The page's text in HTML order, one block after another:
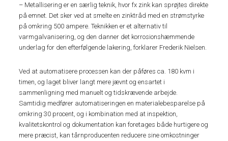
– Metallisering er en særlig teknik, hvor fx zink kan sprøjtes direkte
på emnet. Det sker ved at smelte en zinktråd med en strømstyrke
på omkring 500 ampere. Teknikken er et alternativ til
varmgalvanisering, og den danner det korrosionshæmmende
underlag for den efterfølgende lakering, forklarer Frederik Nielsen.
Ved at automatisere processen kan der påføres ca. 180 kvm i
timen, og laget bliver langt mere jævnt og ensartet i
sammenligning med manuelt og tidskrævende arbejde.
Samtidig medfører automatiseringen en materialebesparelse på
omkring 30 procent, og i kombination med at inspektion,
kvalitetskontrol og dokumentation kan foretages både hurtigere og
mere præcist, kan tårnproducenten reducere sine omkostninger